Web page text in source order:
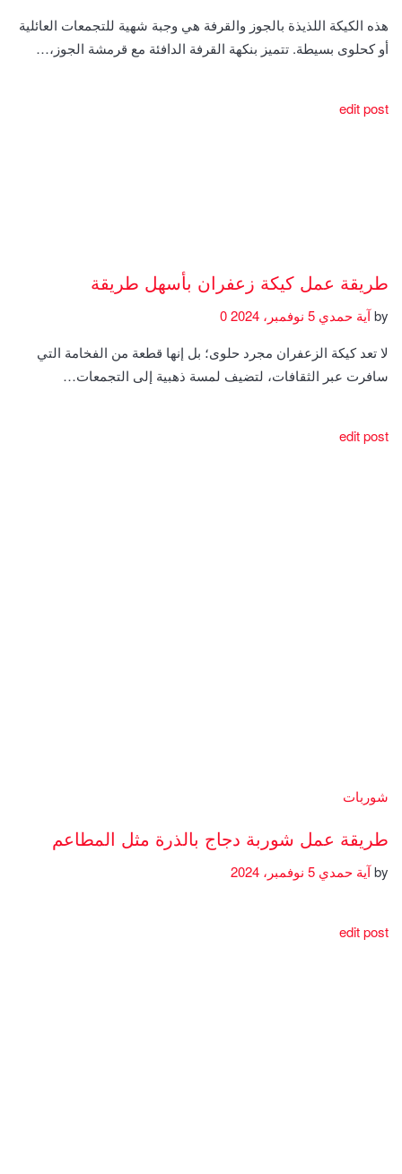
هذه الكيكة اللذيذة بالجوز والقرفة هي وجبة شهية للتجمعات العائلية
أو كحلوى بسيطة. تتميز بنكهة القرفة الدافئة مع قرمشة الجوز،…
edit post
طريقة عمل كيكة زعفران بأسهل طريقة
byآية حمدي
لا تعد كيكة الزعفران مجرد حلوى؛ بل إنها قطعة من الفخامة التي
سافرت عبر الثقافات، لتضيف لمسة ذهبية إلى التجمعات…
edit post
شوربات
طريقة عمل شوربة دجاج بالذرة مثل المطاعم
byآية حمدي
edit post